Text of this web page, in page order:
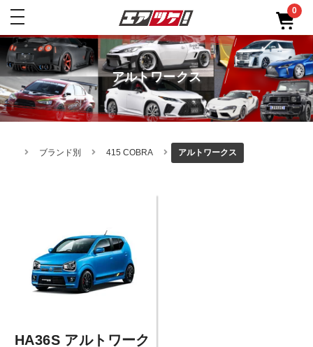
toggle
0
アルトワークス
ブランド別 415 COBRA アルトワークス
HA36S アルトワーク